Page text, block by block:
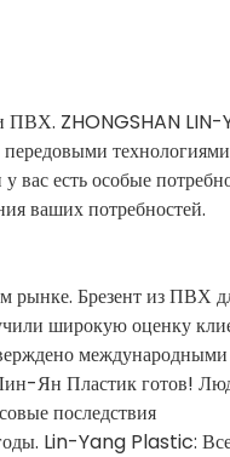
ПВХ. ZHONGSHAN LIN-
вас есть особые
ваших потребностей.
рынке. Брезент из ПВХ
широкую оценку
международными
Ян Пластик готов!
последствия
Lin-Yang Plastic: